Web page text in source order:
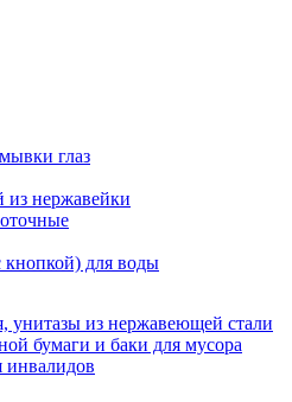
глаз
из нержавейки
кнопкой) для воды
унитазы из нержавеющей стали
бумаги и баки для мусора
инвалидов